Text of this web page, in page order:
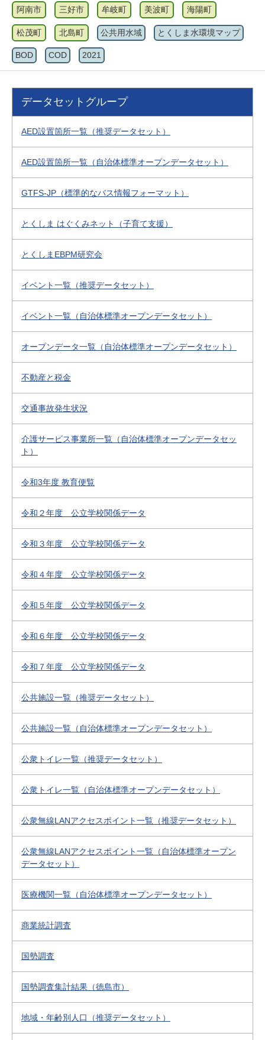
阿南市 三好市 牟岐町 美波町 海陽町
松茂町 北島町 公共用水域 とくしま水環境マップ
BOD COD 2021
データセットグループ
AED設置箇所一覧（推奨データセット）
AED設置箇所一覧（自治体標準オープンデータセット）
GTFS-JP（標準的なバス情報フォーマット）
とくしま はぐくみネット（子育て支援）
とくしまEBPM研究会
イベント一覧（推奨データセット）
イベント一覧（自治体標準オープンデータセット）
オープンデータ一覧（自治体標準オープンデータセット）
不動産と税金
交通事故発生状況
介護サービス事業所一覧（自治体標準オープンデータセッ
ト）
令和3年度 教育便覧
令和２年度 公立学校関係データ
令和３年度 公立学校関係データ
令和４年度 公立学校関係データ
令和５年度 公立学校関係データ
令和６年度 公立学校関係データ
令和７年度 公立学校関係データ
公共施設一覧（推奨データセット）
公共施設一覧（自治体標準オープンデータセット）
公衆トイレ一覧（推奨データセット）
公衆トイレ一覧（自治体標準オープンデータセット）
公衆無線LANアクセスポイント一覧（推奨データセット）
公衆無線LANアクセスポイント一覧（自治体標準オープン
データセット）
医療機関一覧（自治体標準オープンデータセット）
商業統計調査
国勢調査
国勢調査集計結果（徳島市）
地域・年齢別人口（推奨データセット）